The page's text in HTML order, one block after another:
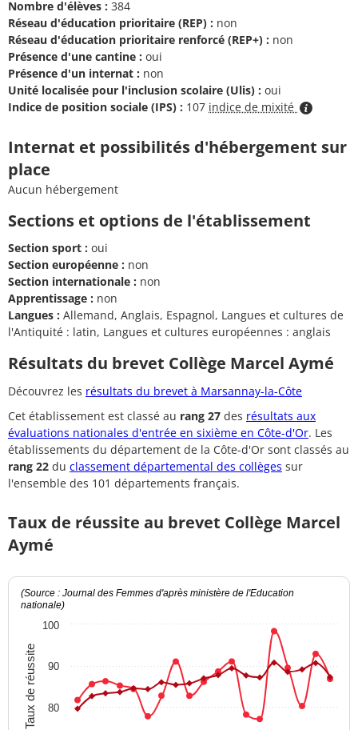
Nombre d'élèves : 384
Réseau d'éducation prioritaire (REP) : non
Réseau d'éducation prioritaire renforcé (REP+) : non
Présence d'une cantine : oui
Présence d'un internat : non
Unité localisée pour l'inclusion scolaire (Ulis) : oui
Indice de position sociale (IPS) : 107 indice de mixité
Internat et possibilités d'hébergement sur
place
Aucun hébergement
Sections et options de l'établissement
Section sport : oui
Section européenne : non
Section internationale : non
Apprentissage : non
Langues : Allemand, Anglais, Espagnol, Langues et cultures de
l'Antiquité : latin, Langues et cultures européennes : anglais
Résultats du brevet Collège Marcel Aymé
Découvrez les résultats du brevet à Marsannay-la-Côte
Cet établissement est classé au rang 27 des résultats aux
évaluations nationales d'entrée en sixième en Côte-d'Or. Les
établissements du département de la Côte-d'Or sont classés au
rang 22 du classement départemental des collèges sur
l'ensemble des 101 départements français.
Taux de réussite au brevet Collège Marcel
Aymé
Taux de réussite
(Source : Journal des Femmes d'après ministère de l'Education
nationale)
80
90
100